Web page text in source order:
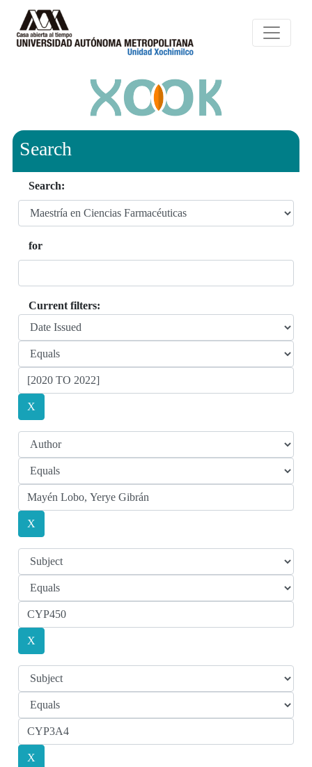
Search
Search:
for
Current filters: